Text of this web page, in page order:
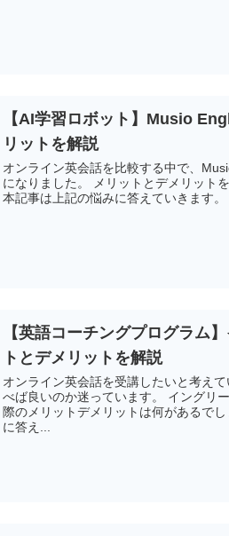
【AI学習ロボット】Musio
リットを解説
オンライン英会話を比較する中で、
になりました。 メリットとデメリット
本記事は上記の悩みに答えていきます。
【英語コーチングプログラム
トとデメリットを解説
オンライン英会話を受講したいと考え
べば良いのか迷っています。 イングリ
際のメリットデメリットは何があるで
に答え...